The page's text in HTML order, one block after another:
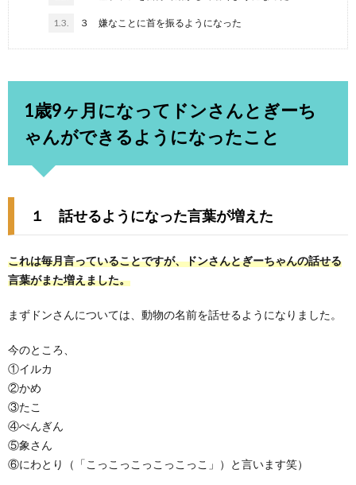
1.3. ３ 嫌なことに首を振るようになった
1歳9ヶ月になってドンさんとぎーち
ゃんができるようになったこと
１ 話せるようになった言葉が増えた
これは毎月言っていることですが、ドンさんとぎーちゃんの話せる
言葉がまた増えました。
まずドンさんについては、動物の名前を話せるようになりました。
今のところ、
①イルカ
②かめ
③たこ
④ぺんぎん
⑤象さん
⑥にわとり（「こっこっこっこっこっこ」）と言います笑）